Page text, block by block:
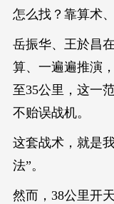
怎么找？靠算术
岳振华、王於昌
算、一遍遍推演
至35公里，这一
不贻误战机。
这套战术，就是
法”。
然而，38公里开